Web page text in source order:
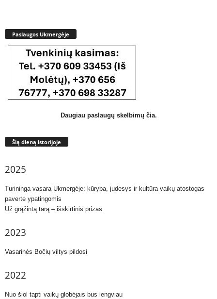
Paslaugos Ukmergėje
Daugiau paslaugų skelbimų čia.
Šią dieną istorijoje
2025
Turininga vasara Ukmergėje: kūryba, judesys ir kultūra vaikų atostogas
pavertė ypatingomis
Už grąžintą tarą – išskirtinis prizas
2023
Vasarinės Bočių viltys pildosi
2022
Nuo šiol tapti vaikų globėjais bus lengviau